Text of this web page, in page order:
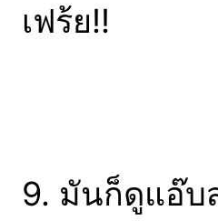
เฟร้ย!!
9. มันก็ดูแอ๊บ